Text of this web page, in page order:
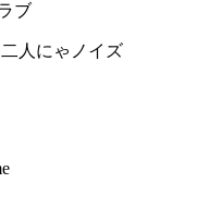
ブ
人にゃノイズ